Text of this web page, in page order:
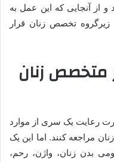
و از آنجایی که این عمل به
تخصص زنان قرار
متخصص زنان
رعایت یک سری از موارد
مراجعه کنند. اما این یک
بدن زنان، واژن، رحم،